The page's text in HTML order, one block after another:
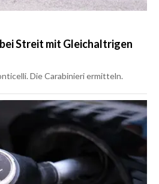
Streit mit Gleichaltrigen
Die Carabinieri ermitteln.